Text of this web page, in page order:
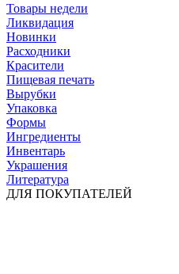
Товары недели
Ликвидация
Новинки
Расходники
Красители
Пищевая печать
Вырубки
Упаковка
Формы
Ингредиенты
Инвентарь
Украшения
Литература
ДЛЯ ПОКУПАТЕЛЕЙ